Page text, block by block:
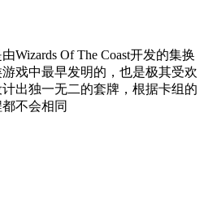
Wizards Of The Coast开发的集换
戏中最早发明的，也是极其受欢
出独一无二的套牌，根据卡组的
不会相同